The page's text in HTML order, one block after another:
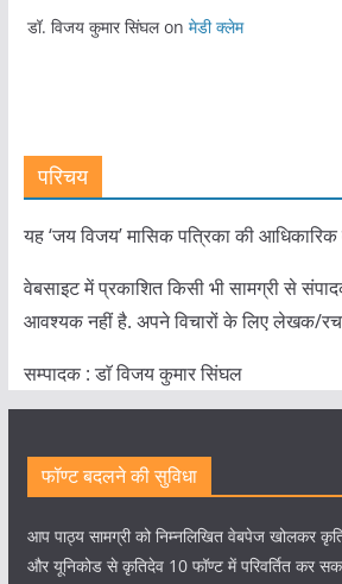
डॉ. विजय कुमार सिंघलon मेडी क्लेम
परिचय
यह ‘जय विजय’ मासिक पत्रिका की
वेबसाइट में प्रकाशित किसी भी सामग्री से
आवश्यक नहीं है. अपने विचारों के लिए लेखक/
सम्पादक : डाॅ विजय कुमार सिंघल
फॉण्ट बदलने की सुविधा
आप पाठ्य सामग्री को निम्नलिखित वेबपेज खोलकर
और यूनिकोड से कृतिदेव 10 फॉण्ट में परिवर्तित कर